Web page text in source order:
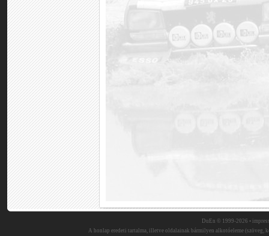
DuEn © 1999-2026 •
A honlap eredeti tartalma, illetve oldalainak bármilyen alkotóeleme (szöveg,